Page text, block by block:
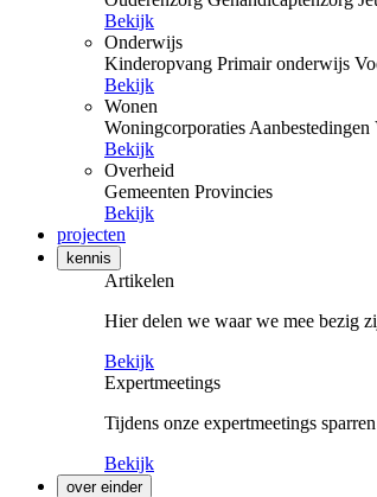
Bekijk
Onderwijs
Kinderopvang Primair onderwijs
Bekijk
Wonen
Woningcorporaties Aanbestedingen
Bekijk
Overheid
Gemeenten Provincies
Bekijk
projecten
kennis
Artikelen
Hier delen we waar we mee bezig
Bekijk
Expertmeetings
Tijdens onze expertmeetings
Bekijk
over einder